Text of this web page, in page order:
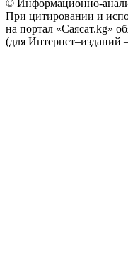
© Информационно-
При цитировании и
на портал «Саясат.kg»
(для